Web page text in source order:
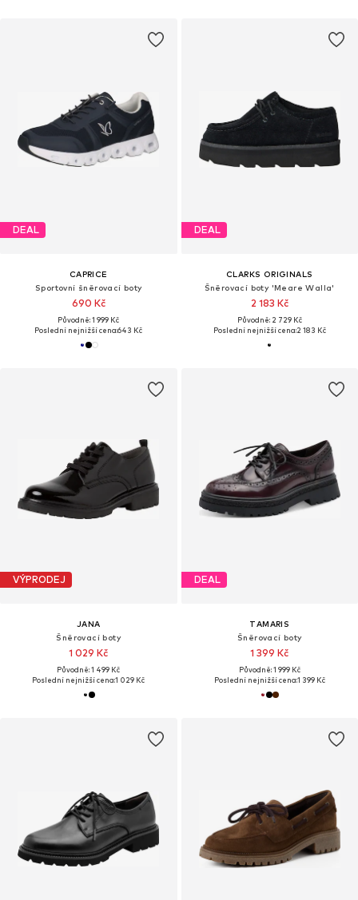
DEAL
CAPRICE
Sportovní šněrovací boty
690 Kč
Původně: 1 999 Kč
Poslední nejnižší cena:643 Kč
DEAL
CLARKS ORIGINALS
Šněrovací boty 'Meare Walla'
2 183 Kč
Původně: 2 729 Kč
Poslední nejnižší cena:2 183 Kč
VÝPRODEJ
JANA
Šněrovací boty
1 029 Kč
Původně: 1 499 Kč
Poslední nejnižší cena:1 029 Kč
DEAL
TAMARIS
Šněrovací boty
1 399 Kč
Původně: 1 999 Kč
Poslední nejnižší cena:1 399 Kč